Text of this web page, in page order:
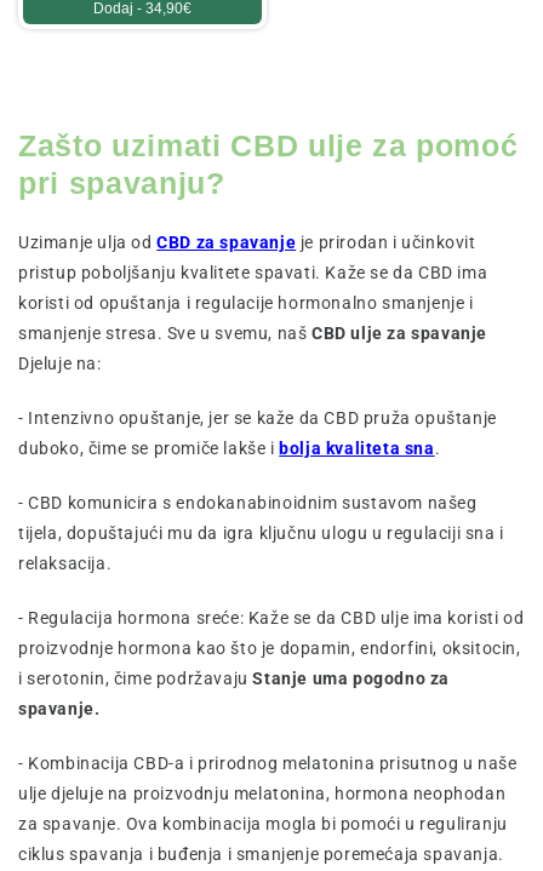
Dodaj - 34,90€
Zašto uzimati CBD ulje za pomoć
pri spavanju?
Uzimanje ulja odCBD za spavanje je prirodan i učinkovit
pristup poboljšanju kvalitete spavati. Kaže se da CBD ima
koristi od opuštanja i regulacije hormonalno smanjenje i
smanjenje stresa. Sve u svemu, našCBD ulje za spavanje
Djeluje na:
- Intenzivno opuštanje, jer se kaže da CBD pruža opuštanje
duboko, čime se promiče lakše i bolja kvaliteta sna.
- CBD komunicira s endokanabinoidnim sustavom našeg
tijela, dopuštajući mu da igra ključnu ulogu u regulaciji sna i
relaksacija.
- Regulacija hormona sreće: Kaže se da CBD ulje ima koristi od
proizvodnje hormona kao što je dopamin, endorfini, oksitocin,
i serotonin, čime podržavajuStanje uma pogodno za
spavanje.
- Kombinacija CBD-a i prirodnog melatonina prisutnog u naše
ulje djeluje na proizvodnju melatonina, hormona neophodan
za spavanje. Ova kombinacija mogla bi pomoći u reguliranju
ciklus spavanja i buđenja i smanjenje poremećaja spavanja.